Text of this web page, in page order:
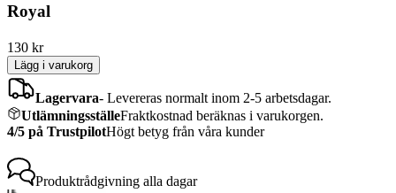
Royal
130 kr
Lägg i varukorg
Lagervara- Levereras normalt inom 2-5 arbetsdagar.
UtlämningsställeFraktkostnad beräknas i varukorgen.
4/5 på TrustpilotHögt betyg från våra kunder
Produktrådgivning alla dagar